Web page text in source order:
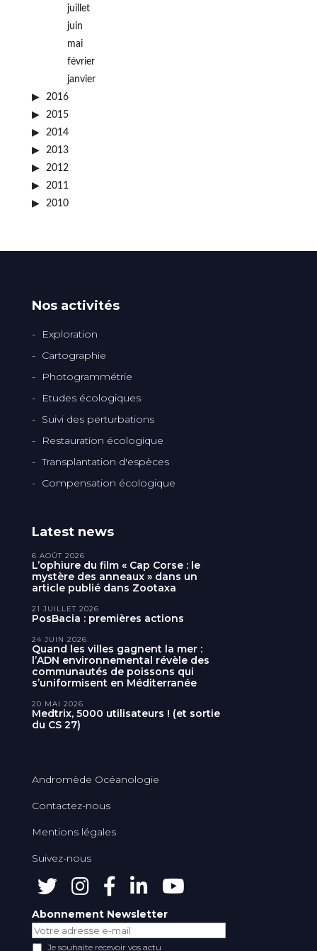
juillet
juin
mai
février
janvier
2016
2015
2014
2013
2012
2011
2010
Nos activités
Exploration
Cartographie
Photogrammétrie
Etudes écologiques
Suivi des perturbations
Restauration écologique
Transplantation d'espèces
Compensation écologique
Latest news
L’ophiure du film « Cap Corse : le
mystère des anneaux » dans un
article publié dans Zootaxa
6 AOÛT 2026
PosBacia : premières actions
21 JUILLET 2026
Quand les villes gagnent la mer :
l’ADN environnemental révèle des
communautés de poissons qui
s’uniformisent en Méditerranée
24 JUIN 2026
Medtrix, 5000 utilisateurs ! (et sortie
du CS 27)
20 MAI 2026
Andromède Océanologie
Contactez-nous
Mentions légales
Suivez-nous
Abonnement Newsletter
Je souhaite recevoir vos actu